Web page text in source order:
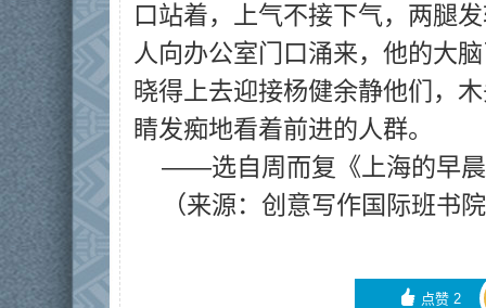
口站着，上气不接下气，两腿
人向办公室门口涌来，他的大
晓得上去迎接杨健余静他们，
睛发痴地看着前进的人群。
——选自周而复《上海的早
（来源：创意写作国际班书
󰄼 点赞 2